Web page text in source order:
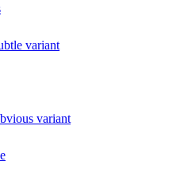
variant
variant